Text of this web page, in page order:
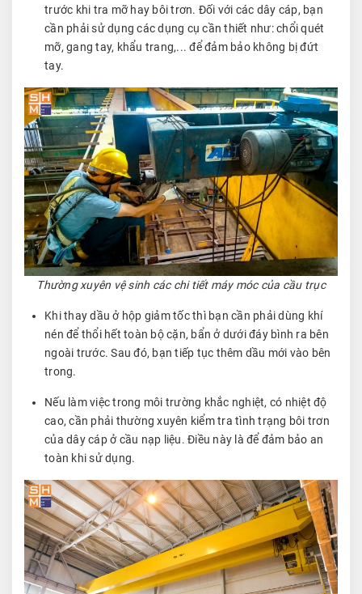
trước khi tra mỡ hay bôi trơn. Đối với các dây cáp, bạn
cần phải sử dụng các dụng cụ cần thiết như: chổi quét
mỡ, gang tay, khẩu trang,... để đảm bảo không bị đứt
tay.
Thường xuyên vệ sinh các chi tiết máy móc của cầu trục
Khi thay dầu ở hộp giảm tốc thì bạn cần phải dùng khí
nén để thổi hết toàn bộ cặn, bẩn ở dưới đáy bình ra bên
ngoài trước. Sau đó, bạn tiếp tục thêm dầu mới vào bên
trong.
Nếu làm việc trong môi trường khắc nghiệt, có nhiệt độ
cao, cần phải thường xuyên kiểm tra tình trạng bôi trơn
của dây cáp ở cầu nạp liệu. Điều này là để đảm bảo an
toàn khi sử dụng.